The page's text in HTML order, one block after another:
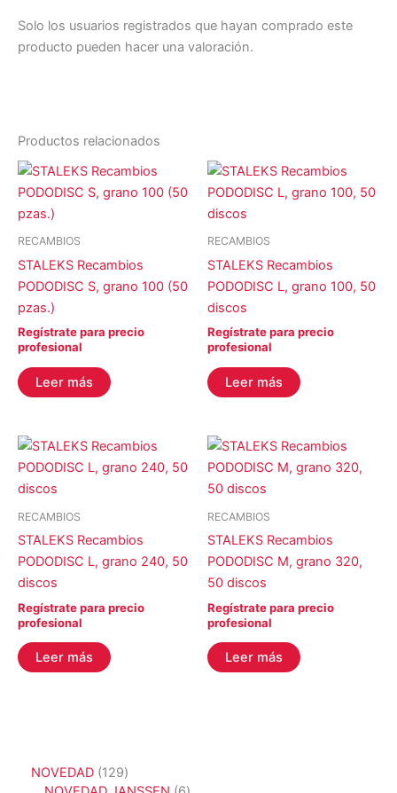
Solo los usuarios registrados que hayan comprado este
producto pueden hacer una valoración.
Productos relacionados
RECAMBIOS
STALEKS Recambios
PODODISC S, grano 100 (50
pzas.)
Regístrate para precio
profesional
Leer más
RECAMBIOS
STALEKS Recambios
PODODISC L, grano 100, 50
discos
Regístrate para precio
profesional
Leer más
RECAMBIOS
STALEKS Recambios
PODODISC L, grano 240, 50
discos
Regístrate para precio
profesional
Leer más
RECAMBIOS
STALEKS Recambios
PODODISC M, grano 320,
50 discos
Regístrate para precio
profesional
Leer más
NOVEDAD 1291